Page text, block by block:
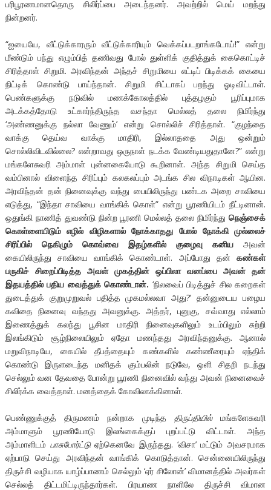
பரிபூரணமானதொரு சிலிர்ப்பை அடைந்தனர். அவற்றில் மெய் மறந்து
நின்றனர்.
“ஐயையே, வீட்டுக்காரரும் வீட்டுக்காரியும் வெக்கப்படறாங்கடோய்!” என்று
மீண்டும் பந்து எழும்பித் தணிவது போல் துள்ளிக் குதித்துக் கைகொட்டிச்
சிரித்தாள் சிறுமி. அரவிந்தன் அந்தச் சிறுமியை எட்டிப் பிடிக்கக் கையை
நிட்டிக் கொண்டு பாய்ந்தான். சிறுமி சிட்டாகப் பறந்து ஓடிவிட்டாள்.
பெண்களுக்கு நடுவில் மணக்கோலத்தில் புத்தழகும் பூரிப்புமாக
அடக்கத்தோடு உட்கார்ந்திருந்த வசந்தா மெல்லத் தலை நிமிர்ந்து
‘அண்ணனுக்கு நல்லா வேணும்’ என்று சொல்லிச் சிரித்தாள். “குழந்தை
வாக்கு தெய்வ வாக்கு மாதிரி, இல்லாததை அது ஒன்றும்
சொல்லிவிடவில்லை? என்றாவது ஒருநாள் நடக்க வேண்டியதுதானே?” என்று
மங்களேசுவரி அம்மாள் புன்னகையோடு கூறினாள். அந்த சிறுமி செய்த
வம்பினால் விளைந்த சிரிப்பும் கலகலப்பும் அடங்க சில விநாடிகள் ஆயின.
அரவிந்தன் தன் நினைவுக்கு வந்து பையிலிருந்து பண்டக அறை சாவியை
எடுத்து, “இந்தா சாவியை வாங்கிக் கொள்” என்று பூரணியிடம் நீட்டினான்.
ஒதுங்கி நாணித் துவண்டு நின்ற பூரணி மெல்லத் தலை நிமிர்ந்துநெஞ்சைக்
கொள்ளையிடும் எழில் விழிகளால் நோக்காதது போல் நோக்கி முல்லைச்
சிரிப்பில் நெகிழும் கொவ்வை இதழ்களில் குழைவு கனியஅவன்
கையிலிருந்து சாவியை வாங்கிக் கொண்டாள். அப்போது தன்கண்கள்
பருகிச் சிறைப்பிடித்த அவள் முகத்தின் ஒப்பிலா வனப்பை அவன் தன்
இதயத்தில் பதிய வைத்துக் கொண்டான். ‘நிலவைப் பிடித்துச் சில கறைகள்
துடைத்துக் குறுமுறுவல் பதித்த முகமல்லவா அது?’ தன்னுடைய பழைய
கவிதை நினைவு வந்தது அவனுக்கு. அத்தர், புனுகு, சவ்வாது எல்லாம்
இணைத்துக் கலந்து பூசின மாதிரி நினைவுகளிலும் உடம்பிலும் சுற்றி
இலங்கிடும் சூழ்நிலையிலும் ஏதோ மணந்தது அரவிந்தனுக்கு. ஆனால்
மறுவிநாடியே, கையில் தீபத்தையும் கண்களில் கண்ணீரையும் ஏந்திக்
கொண்டு இருளடைந்த மனிதக் கும்பலின் நடுவே, ஒளி சிதறி நடந்து
செல்லும் வன தேவதை போன்று பூரணி நினைவில் வந்து அவன் நினைவைச்
சிலிர்க்க வைத்தாள். மனத்தைக் கோவிலாக்கினாள்.
பெண்ணுக்குத் திருமணம் நன்றாக முடிந்ததிருப்தியில்மங்களேசுவரி
அம்மாளும் பூரணியோடு இலங்கைக்குப் புறப்பட்டு விட்டாள். அந்த
அம்மாளிடம் பாசுபோர்ட்டுஏற்கெனவே இருந்தது. ‘விசா’ மட்டும் அவசரமாக
ஏற்பாடு செய்து அரவிந்தன் வாங்கிக் கொடுத்தான். சென்னையிலிருந்து
திருச்சி வழியாக யாழ்ப்பாணம் செல்லும் ‘ஏர் சிலோன்’ விமானத்தில் அவர்கள்
செல்லத் திட்டமிட்டிருந்தார்கள். பிரயாண நாளிலே திருச்சி விமான